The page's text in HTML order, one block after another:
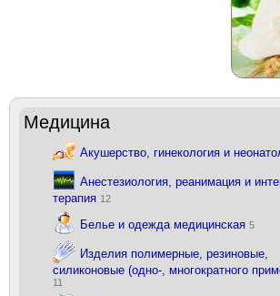
Медицина
Акушерство, гинекология и
Анестезиология, реанимация и
терапия 12
Белье и одежда медицинская 5
Изделия полимерные, резиновые,
силиконовые (одно-, многократного
11